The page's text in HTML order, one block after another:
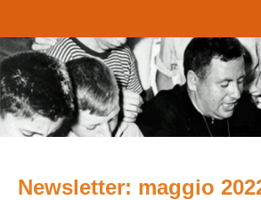
Newsletter: maggio